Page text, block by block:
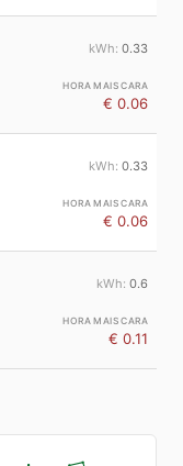
0.33
€ 0.06
0.33
€ 0.06
0.6
€ 0.11